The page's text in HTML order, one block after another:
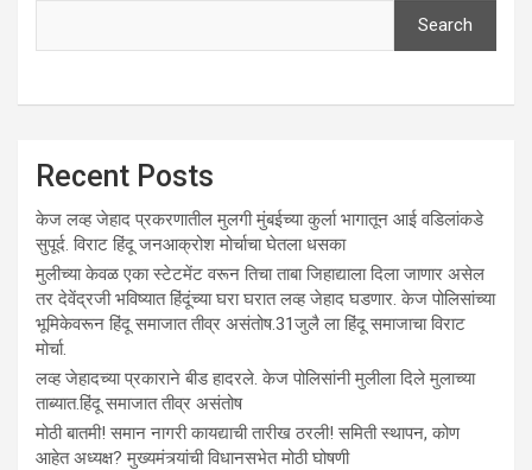
Search
Recent Posts
केज लव्ह जेहाद प्रकरणातील मुलगी मुंबईच्या कुर्ला भागातून आई वडिलांकडे
सुपूर्द. विराट हिंदू जनआक्रोश मोर्चाचा घेतला धसका
मुलीच्या केवळ एका स्टेटमेंट वरून तिचा ताबा जिहाद्याला दिला जाणार असेल
तर देवेंद्रजी भविष्यात हिंदूंच्या घरा घरात लव्ह जेहाद घडणार. केज पोलिसांच्या
भूमिकेवरून हिंदू समाजात तीव्र असंतोष.31जुलै ला हिंदू समाजाचा विराट
मोर्चा.
लव्ह जेहादच्या प्रकाराने बीड हादरले. केज पोलिसांनी मुलीला दिले मुलाच्या
ताब्यात.हिंदू समाजात तीव्र असंतोष
मोठी बातमी! समान नागरी कायद्याची तारीख ठरली! समिती स्थापन, कोण
आहेत अध्यक्ष? मुख्यमंत्र्यांची विधानसभेत मोठी घोषणी